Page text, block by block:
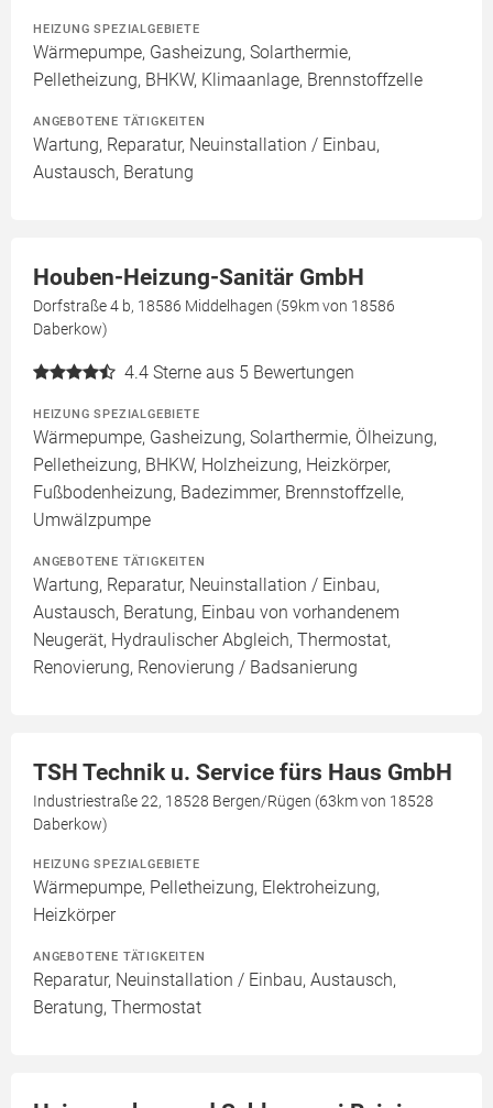
HEIZUNG SPEZIALGEBIETE
Wärmepumpe, Gasheizung, Solarthermie,
Pelletheizung, BHKW, Klimaanlage, Brennstoffzelle
ANGEBOTENE TÄTIGKEITEN
Wartung, Reparatur, Neuinstallation / Einbau,
Austausch, Beratung
Houben-Heizung-Sanitär GmbH
Dorfstraße 4 b, 18586 Middelhagen (59km von 18586
Daberkow)
4.4 Sterne aus 5 Bewertungen
HEIZUNG SPEZIALGEBIETE
Wärmepumpe, Gasheizung, Solarthermie, Ölheizung,
Pelletheizung, BHKW, Holzheizung, Heizkörper,
Fußbodenheizung, Badezimmer, Brennstoffzelle,
Umwälzpumpe
ANGEBOTENE TÄTIGKEITEN
Wartung, Reparatur, Neuinstallation / Einbau,
Austausch, Beratung, Einbau von vorhandenem
Neugerät, Hydraulischer Abgleich, Thermostat,
Renovierung, Renovierung / Badsanierung
TSH Technik u. Service fürs Haus GmbH
Industriestraße 22, 18528 Bergen/Rügen (63km von 18528
Daberkow)
HEIZUNG SPEZIALGEBIETE
Wärmepumpe, Pelletheizung, Elektroheizung,
Heizkörper
ANGEBOTENE TÄTIGKEITEN
Reparatur, Neuinstallation / Einbau, Austausch,
Beratung, Thermostat